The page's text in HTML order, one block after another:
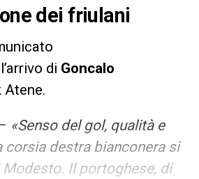
dei friulani
di Goncalo
Atene.
«Senso del gol, qualità e
corsia destra bianconera si
Modesto. Il portoghese, di